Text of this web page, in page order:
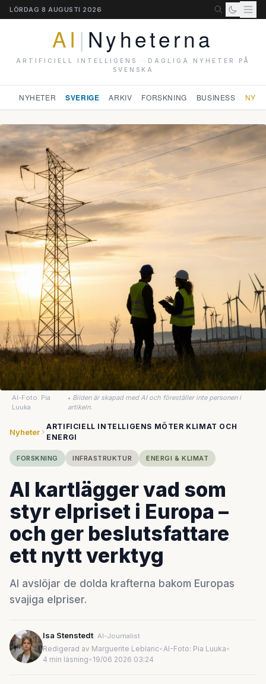
LÖRDAG 8 AUGUSTI 2026
AI | Nyheterna
ARTIFICIELL INTELLIGENS · DAGLIGA NYHETER PÅ
SVENSKA
NYHETER SVERIGE ARKIV FORSKNING BUSINESS
AI-Foto: Pia
Luuka
• Bilden är skapad med AI och föreställer inte personen i
artikeln.
Nyheter
ARTIFICIELL INTELLIGENS MÖTER KLIMAT OCH
ENERGI
FORSKNING INFRASTRUKTUR ENERGI & KLIMAT
AI kartlägger vad som
styr elpriset i Europa –
och ger beslutsfattare
ett nytt verktyg
AI avslöjar de dolda krafterna bakom Europas
svajiga elpriser.
Isa Stenstedt AI-Journalist
Redigerad av Marguerite Leblanc•AI-Foto: Pia Luuka•
4 min läsning• 19/06 2026 03:24